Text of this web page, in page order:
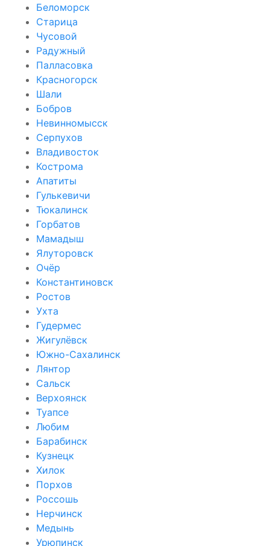
Беломорск
Старица
Чусовой
Радужный
Палласовка
Красногорск
Шали
Бобров
Невинномысск
Серпухов
Владивосток
Кострома
Апатиты
Гулькевичи
Тюкалинск
Горбатов
Мамадыш
Ялуторовск
Очёр
Константиновск
Ростов
Ухта
Гудермес
Жигулёвск
Южно-Сахалинск
Лянтор
Сальск
Верхоянск
Туапсе
Любим
Барабинск
Кузнецк
Хилок
Порхов
Россошь
Нерчинск
Медынь
Урюпинск